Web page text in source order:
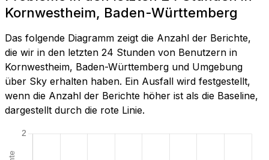
Kornwestheim, Baden-Württemberg
Das folgende Diagramm zeigt die Anzahl der Berichte,
die wir in den letzten 24 Stunden von Benutzern in
Kornwestheim, Baden-Württemberg und Umgebung
über Sky erhalten haben. Ein Ausfall wird festgestellt,
wenn die Anzahl der Berichte höher ist als die Baseline,
dargestellt durch die rote Linie.